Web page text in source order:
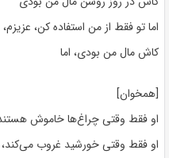
اما تو فقط از من استفاده کن،
کاش مال من بودی، اما
[همخوان]
او فقط وقتی چراغ‌ها خاموش
او فقط وقتی خورشید غروب